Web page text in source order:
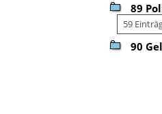
89
59
90